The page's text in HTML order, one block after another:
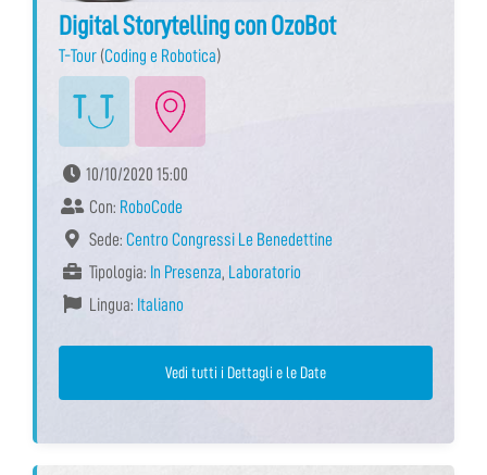
Digital Storytelling con OzoBot
T-Tour (Coding e Robotica)
10/10/2020 15:00
Con: RoboCode
Sede: Centro Congressi Le Benedettine
Tipologia: In Presenza, Laboratorio
Lingua: Italiano
Vedi tutti i Dettagli e le Date